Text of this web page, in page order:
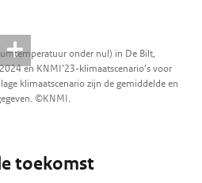
onder nul) in De Bilt,
en KNMI’23-klimaatscenario’s voor
klimaatscenario zijn de gemiddelde en
©KNMI.
toekomst